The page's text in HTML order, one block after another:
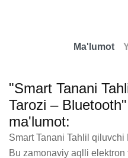
Ma'lumot
"Smart Tanani
Tarozi –
ma'lumot:
Smart Tanani Tahlil
Bu zamonaviy aqlli